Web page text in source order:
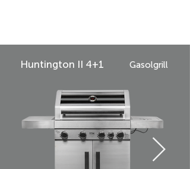
Gasolgrill
Huntington II 4+1